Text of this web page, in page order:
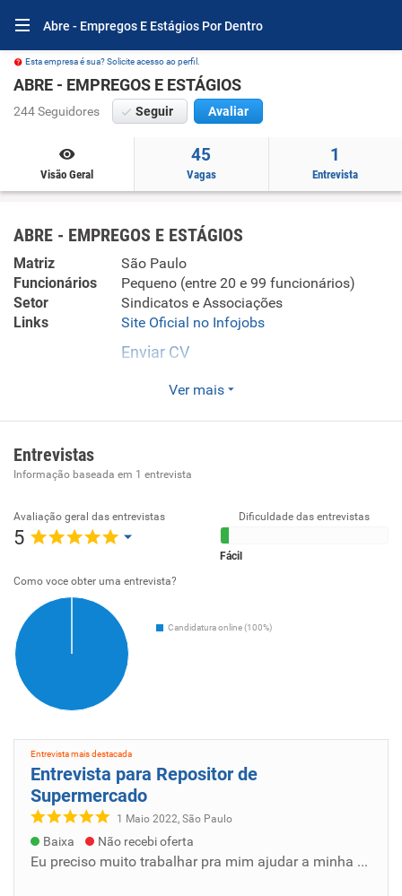
Abre - Empregos E Estágios Por Dentro
Esta empresa é sua? Solicite acesso ao perfil.
ABRE - EMPREGOS E ESTÁGIOS
244 Seguidores Seguir Avaliar
Visão Geral
45
Vagas
1
Entrevista
ABRE - EMPREGOS E ESTÁGIOS
Matriz
São Paulo
Funcionários
Pequeno (entre 20 e 99 funcionários)
Setor
Sindicatos e Associações
Links
Site Oficial no Infojobs
Enviar CV
Conectando Candidatos e Empresas. , recrutamento e
Ver mais
Entrevistas
Informação baseada em 1 entrevista
Avaliação geral das entrevistas
5
Dificuldade das entrevistas
Fácil
Como voce obter uma entrevista?
Candidatura online (100%)
Entrevista mais destacada
Entrevista para Repositor de
Supermercado
1 Maio 2022, São Paulo
Baixa Não recebi oferta
Eu preciso muito trabalhar pra mim ajudar a minha mãe mais do que ela me ajudou e agora é a minha vez